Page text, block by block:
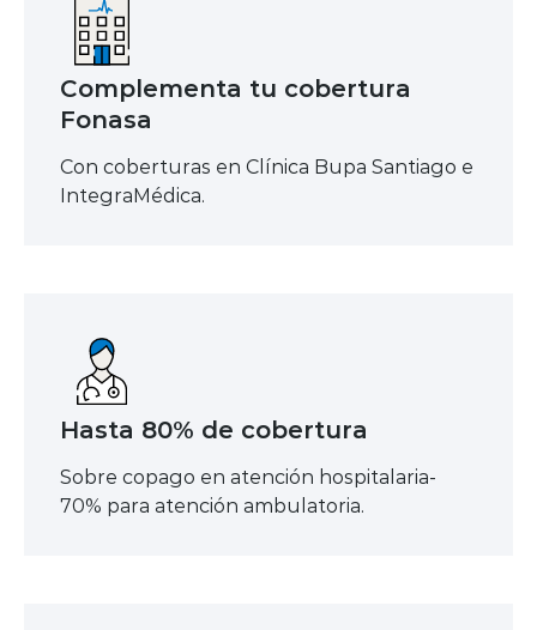
Complementa tu cobertura
Fonasa
Con coberturas en Clínica Bupa Santiago e
IntegraMédica.
Hasta 80% de cobertura
Sobre copago en atención hospitalaria-
70% para atención ambulatoria.